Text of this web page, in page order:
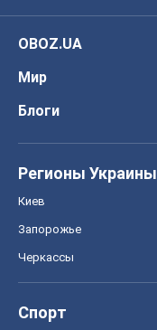
OBOZ.UA
Мир
Блоги
Регионы Украины
Киев
Запорожье
Черкассы
Спорт